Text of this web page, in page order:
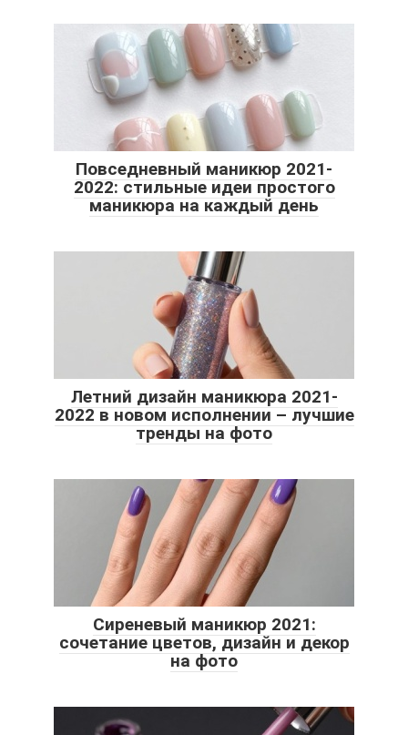
Повседневный маникюр 2021-
2022: стильные идеи простого
маникюра на каждый день
Летний дизайн маникюра 2021-
2022 в новом исполнении – лучшие
тренды на фото
Сиреневый маникюр 2021:
сочетание цветов, дизайн и декор
на фото